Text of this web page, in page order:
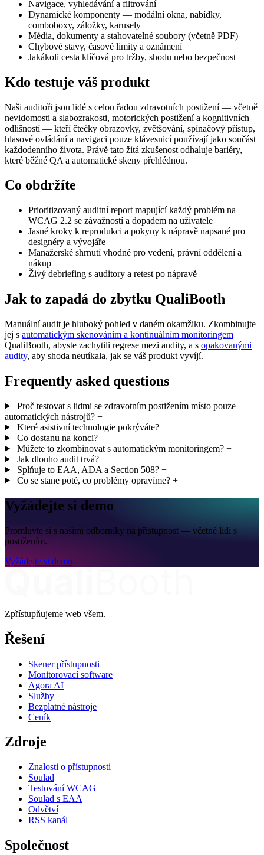
Navigace, vyhledávání a filtrování
Dynamické komponenty — modální okna, nabídky,
comboboxy, záložky, karusely
Média, dokumenty a stahovatelné soubory (včetně PDF)
Chybové stavy, časové limity a oznámení
Jakákoli cesta klíčová pro tržby, shodu nebo bezpečnost
Kdo testuje váš produkt
Naši auditoři jsou lidé s celou řadou zdravotních postižení — včetně
nevidomosti a slabozrakosti, motorických postižení a kognitivních
odlišností — kteří čtečky obrazovky, zvětšování, spínačový přístup,
hlasové ovládání a navigaci pouze klávesnicí používají jako součást
každodenního života. Právě tato žitá zkušenost odhaluje bariéry,
které běžné QA a automatické skeny přehlédnou.
Co obdržíte
Prioritizovaný auditní report mapující každý problém na
WCAG 2.2 se závažností a dopadem na uživatele
Jasné kroky k reprodukci a pokyny k nápravě napsané pro
designéry a vývojáře
Manažerské shrnutí vhodné pro vedení, právní oddělení a
nákup
Živý debriefing s auditory a retest po nápravě
Jak to zapadá do zbytku QualiBooth
Manuální audit je hluboký pohled v daném okamžiku. Zkombinujte
jej s automatickým skenováním a kontinuálním monitoringem
QualiBooth, abyste zachytili regrese mezi audity, a s opakovanými
audity, aby shoda neutíkala, jak se váš produkt vyvíjí.
Frequently asked questions
Proč testovat s lidmi se zdravotním postižením místo pouze
automatických nástrojů? +
Které asistivní technologie pokrýváte? +
Co dostanu na konci? +
Můžete to zkombinovat s automatickým monitoringem? +
Jak dlouho audit trvá? +
Splňuje to EAA, ADA a Section 508? +
Co se stane poté, co problémy opravíme? +
Vyžádejte si demo
Promluvte si s našimi odborníky na přístupnost — včetně lidí s
postižením.
Vyžádejte si demo
Zpřístupňujeme web všem.
Řešení
Skener přístupnosti
Monitorovací software
Agora AI
Služby
Bezplatné nástroje
Ceník
Zdroje
Znalosti o přístupnosti
Soulad
Testování WCAG
Soulad s EAA
Odvětví
RSS kanál
Společnost